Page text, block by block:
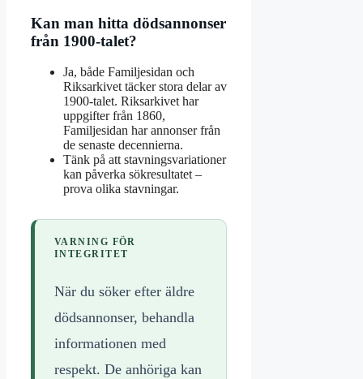
Kan man hitta dödsannonser
från 1900-talet?
Ja, både Familjesidan och
Riksarkivet täcker stora delar av
1900-talet. Riksarkivet har
uppgifter från 1860,
Familjesidan har annonser från
de senaste decennierna.
Tänk på att stavningsvariationer
kan påverka sökresultatet –
prova olika stavningar.
VARNING FÖR
INTEGRITET
När du söker efter äldre
dödsannonser, behandla
informationen med
respekt. De anhöriga kan